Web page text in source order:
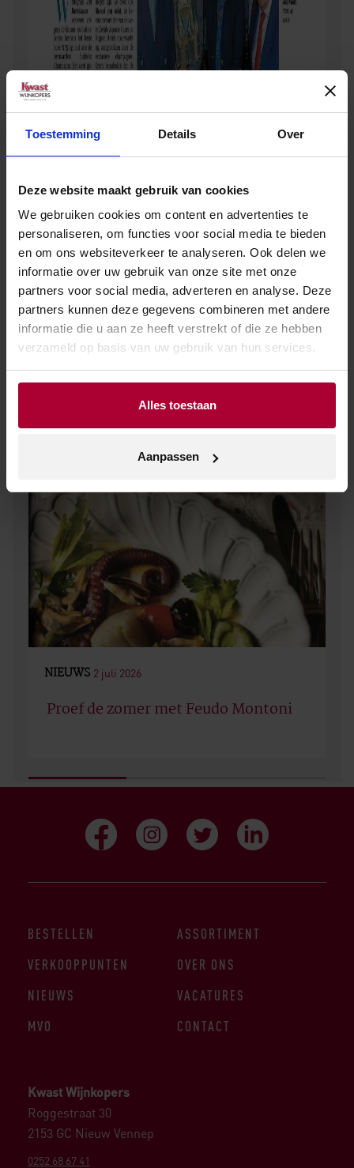
Toestemming Details Over
Deze website maakt gebruik van cookies
We gebruiken cookies om content en advertenties te
personaliseren, om functies voor social media te bieden
en om ons websiteverkeer te analyseren. Ook delen we
informatie over uw gebruik van onze site met onze
partners voor social media, adverteren en analyse. Deze
partners kunnen deze gegevens combineren met andere
informatie die u aan ze heeft verstrekt of die ze hebben
verzameld op basis van uw gebruik van hun services.
Alles toestaan
Aanpassen
NIEUWS 2 juli 2026
Proef de zomer met Feudo Montoni
Kwast Wijnkopers
Roggestraat 30
2153 GC Nieuw Vennep
0252 68 67 41
BESTELLEN
ASSORTIMENT
VERKOOPPUNTEN
OVER ONS
NIEUWS
VACATURES
MVO
CONTACT